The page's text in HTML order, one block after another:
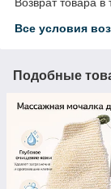
Все условия
Подобные